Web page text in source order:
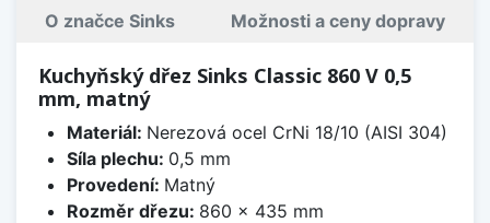
O značce Sinks Možnosti a ceny dopravy
Kuchyňský dřez Sinks Classic 860 V 0,5
mm, matný
Materiál: Nerezová ocel CrNi 18/10 (AISI 304)
Síla plechu: 0,5 mm
Provedení: Matný
Rozměr dřezu: 860 x 435 mm